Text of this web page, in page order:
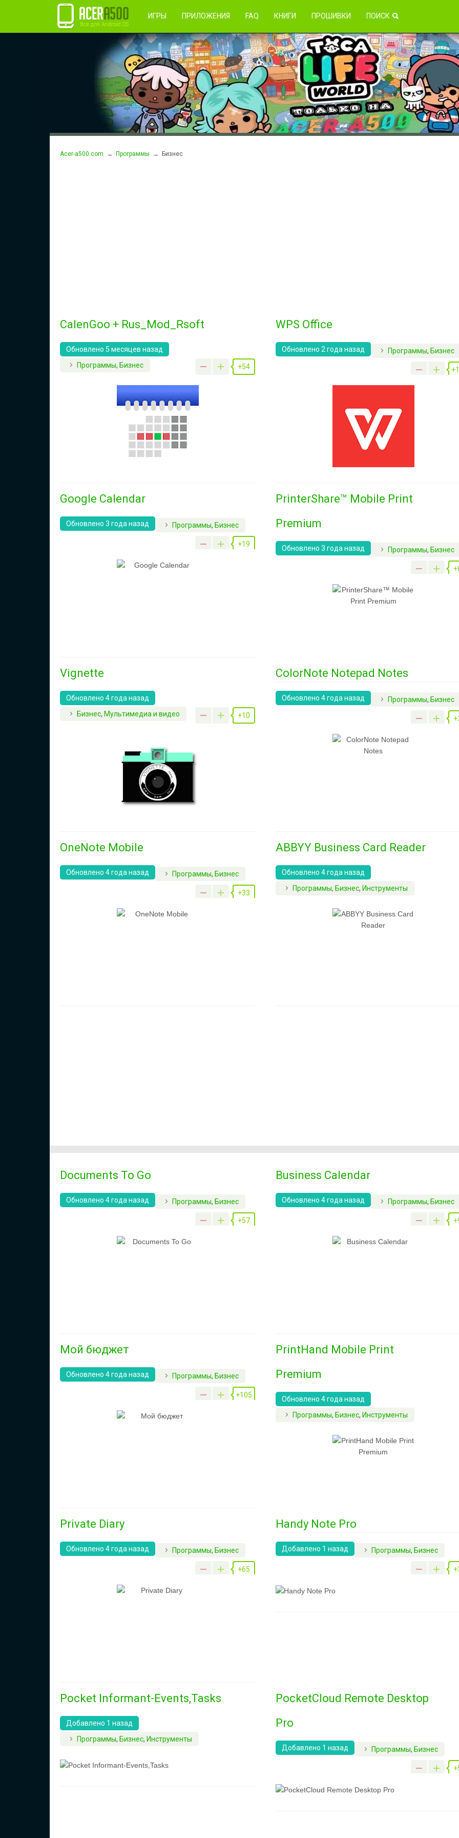
Регистрация Правила пользования Возникли проблемы?
ИГРЫ ПРИЛОЖЕНИЯ FAQ КНИГИ ПРОШИВКИ ПОИСК
Acer-a500.com → Программы → Бизнес
CalenGoo + Rus_Mod_Rsoft
Обновлено 5 месяцев назад
Программы, Бизнес +54
WPS Office
Обновлено 2 года назад Программы, Бизнес
Google Calendar
Обновлено 3 года назад Программы, Бизнес
+19
PrinterShare™ Mobile Print
Premium
Обновлено 3 года назад Программы, Бизнес
Vignette
Обновлено 4 года назад
Бизнес, Мультимедиа и видео +10
ColorNote Notepad Notes
Обновлено 4 года назад Программы, Бизнес
OneNote Mobile
Обновлено 4 года назад Программы, Бизнес
+33
ABBYY Business Card Reader
Обновлено 4 года назад
Программы, Бизнес, Инструменты
Documents To Go
Обновлено 4 года назад Программы, Бизнес
+57
Business Calendar
Обновлено 4 года назад Программы, Бизнес
Мой бюджет
Обновлено 4 года назад Программы, Бизнес
+105
PrintHand Mobile Print
Premium
Обновлено 4 года назад
Программы, Бизнес, Инструменты
Private Diary
Обновлено 4 года назад Программы, Бизнес
+65
Handy Note Pro
Добавлено 1 назад Программы, Бизнес
Pocket Informant-Events,Tasks
Добавлено 1 назад
Программы, Бизнес, Инструменты
PocketCloud Remote Desktop
Pro
Добавлено 1 назад Программы, Бизнес